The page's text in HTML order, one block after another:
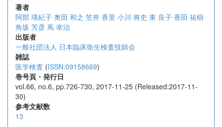
著者
阿部 瑛紀子 奥田 和之 笠井 香里 小川 将史 東 良子 香田 祐樹
角坂 芳彦 蔦 幸治
出版者
一般社団法人 日本臨床衛生検査技師会
雑誌
医学検査 (ISSN:09158669)
巻号頁・発行日
vol.66, no.6, pp.726-730, 2017-11-25 (Released:2017-11-
30)
参考文献数
13